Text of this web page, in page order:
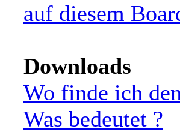
auf diesem
Downloads
Wo finde ich
Was bedeutet ?